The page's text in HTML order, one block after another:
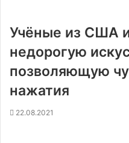
Учёные из США
недорогую
позволяющую
нажатия
22.08.2021